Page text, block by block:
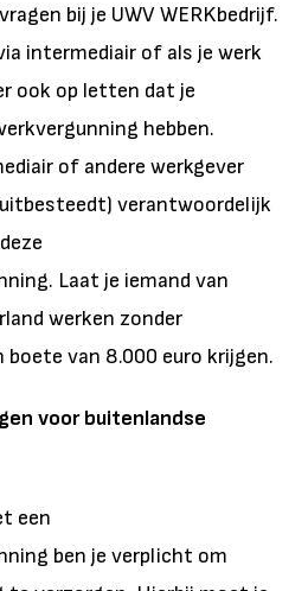
bij je UWV WERKbedrijf.
intermediair of als je werk
ook op letten dat je
hebben.
of andere werkgever
verantwoordelijk
Laat je iemand van
werken zonder
boete van 8.000 euro krijgen.
voor buitenlandse
een
ben je verplicht om